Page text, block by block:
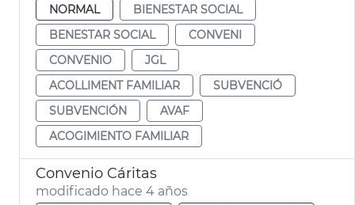
NORMAL
BIENESTAR SOCIAL
BENESTAR SOCIAL
CONVENI
CONVENIO
JGL
ACOLLIMENT FAMILIAR
SUBVENCIÓ
SUBVENCIÓN
AVAF
ACOGIMIENTO FAMILIAR
Convenio Cáritas
modificado hace 4 años